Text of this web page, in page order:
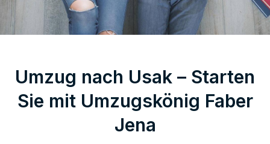
Umzug nach Usak – Starten
Sie mit Umzugskönig Faber
Jena